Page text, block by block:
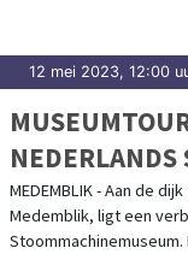
12 mei 2023, 12:00
MEDEMBLIK - Aan de
Medemblik, ligt een